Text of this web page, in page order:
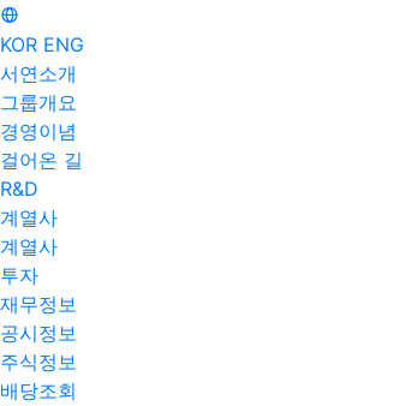
KOR ENG
서연소개
그룹개요
경영이념
걸어온 길
R&D
계열사
계열사
투자
재무정보
공시정보
주식정보
배당조회